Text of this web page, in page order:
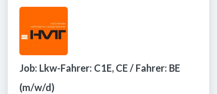
Job: Lkw-Fahrer: C1E, CE / Fahrer: BE
(m/w/d)